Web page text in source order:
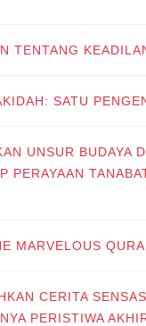
TENTANG
SATU
UNSUR BUDAYA
PERAYAAN
MARVELOUS
CERITA
PERISTIWA